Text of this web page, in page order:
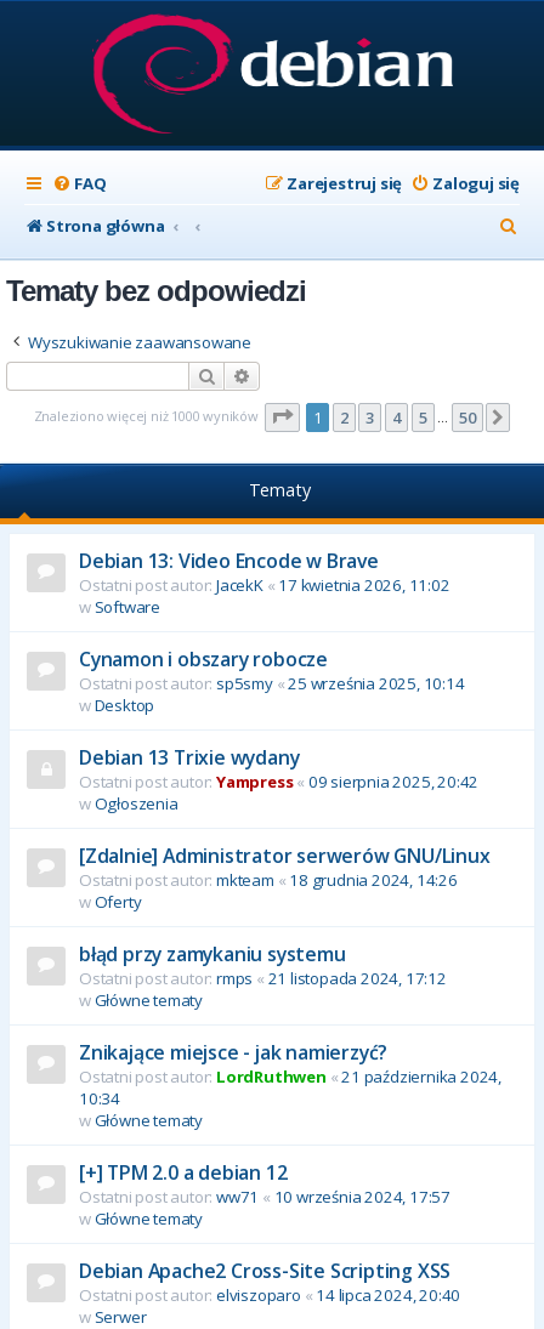
FAQ Zaloguj się
Zarejestruj się
Strona główna
z
Tematy bez odpowiedzi
Wyszukiwanie zaawansowane
Szukaj
Znaleziono więcej niż 1000 wyników Strona z50
1 2 3 4 5 … 50
Tematy
Debian 13: Video Encode w Brave
Ostatni post autor: JacekK« 17 kwietnia 2026, 11:02
w Software
Cynamon i obszary robocze
Ostatni post autor: sp5smy«25 września 2025, 10:14
wDesktop
Debian 13 Trixie wydany
Ostatni post autor: Yampress« 09 sierpnia 2025, 20:42
wOgłoszenia
[Zdalnie] Administrator serwerów GNU/Linux
Ostatni post autor: mkteam « 18 grudnia 2024, 14:26
wOferty
błąd przy zamykaniu systemu
Ostatni post autor: rmps « 21 listopada 2024, 17:12
wGłówne tematy
Znikające miejsce - jak namierzyć?
Ostatni post autor: LordRuthwen «21 października 2024,
10:34
wGłówne tematy
[+] TPM 2.0 a debian 12
Ostatni post autor: ww71 « 10 września 2024, 17:57
wGłówne tematy
Debian Apache2 Cross-Site Scripting XSS
Ostatni post autor: elviszoparo « 14 lipca 2024, 20:40
w Serwer